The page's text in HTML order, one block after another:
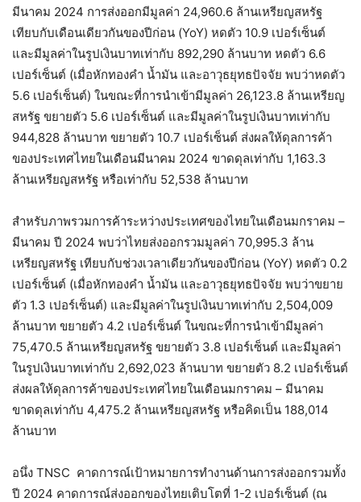
มีนาคม 2024 การส่งออกมีมูลค่า 24,960.6 ล้านเหรียญสหรัฐ
เทียบกับเดือนเดียวกันของปีก่อน (YoY) หดตัว 10.9 เปอร์เซ็นต์
และมีมูลค่าในรูปเงินบาทเท่ากับ 892,290 ล้านบาท หดตัว 6.6
เปอร์เซ็นต์ (เมื่อหักทองคำ น้ำมัน และอาวุธยุทธปัจจัย พบว่าหดตัว
5.6 เปอร์เซ็นต์) ในขณะที่การนำเข้ามีมูลค่า 26,123.8 ล้านเหรียญ
สหรัฐ ขยายตัว 5.6 เปอร์เซ็นต์ และมีมูลค่าในรูปเงินบาทเท่ากับ
944,828 ล้านบาท ขยายตัว 10.7 เปอร์เซ็นต์ ส่งผลให้ดุลการค้า
ของประเทศไทยในเดือนมีนาคม 2024 ขาดดุลเท่ากับ 1,163.3
ล้านเหรียญสหรัฐ หรือเท่ากับ 52,538 ล้านบาท
สำหรับภาพรวมการค้าระหว่างประเทศของไทยในเดือนมกราคม –
มีนาคม ปี 2024 พบว่าไทยส่งออกรวมมูลค่า 70,995.3 ล้าน
เหรียญสหรัฐ เทียบกับช่วงเวลาเดียวกันของปีก่อน (YoY) หดตัว 0.2
เปอร์เซ็นต์ (เมื่อหักทองคำ น้ำมัน และอาวุธยุทธปัจจัย พบว่าขยาย
ตัว 1.3 เปอร์เซ็นต์) และมีมูลค่าในรูปเงินบาทเท่ากับ 2,504,009
ล้านบาท ขยายตัว 4.2 เปอร์เซ็นต์ ในขณะที่การนำเข้ามีมูลค่า
75,470.5 ล้านเหรียญสหรัฐ ขยายตัว 3.8 เปอร์เซ็นต์ และมีมูลค่า
ในรูปเงินบาทเท่ากับ 2,692,023 ล้านบาท ขยายตัว 8.2 เปอร์เซ็นต์
ส่งผลให้ดุลการค้าของประเทศไทยในเดือนมกราคม – มีนาคม
ขาดดุลเท่ากับ 4,475.2 ล้านเหรียญสหรัฐ หรือคิดเป็น 188,014
ล้านบาท
อนึ่ง TNSC คาดการณ์เป้าหมายการทำงานด้านการส่งออกรวมทั้ง
ปี 2024 คาดการณ์ส่งออกของไทยเติบโตที่ 1-2 เปอร์เซ็นต์ (ณ